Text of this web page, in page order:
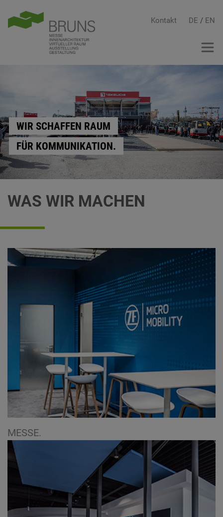
Kontakt DE / EN
WIR SCHAFFEN RAUM
FÜR KOMMUNIKATION.
WAS WIR MACHEN
MESSE.